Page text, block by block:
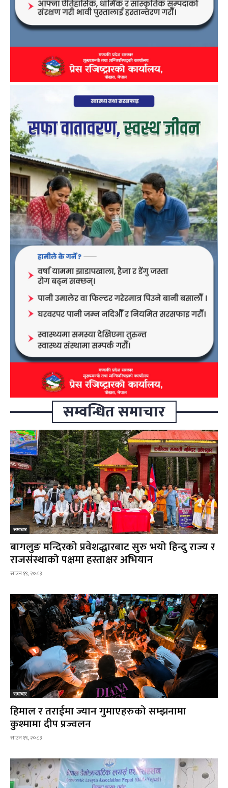
सम्वन्धित समाचार
समाचार
बागलुङ मन्दिरको प्रवेशद्धारबाट सुरु भयो हिन्दु राज्य र
राजसंस्थाको पक्षमा हस्ताक्षर अभियान
साउन १९, २०८३
समाचार
हिमाल र तराईमा ज्यान गुमाएहरुको सम्झनामा
कुश्मामा दीप प्रज्वलन
साउन १९, २०८३